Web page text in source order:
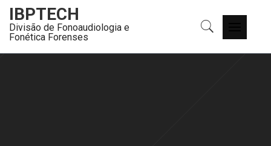
Skip
content
IBPTECH
Divisão de Fonoaudiologia e
Fonética Forenses